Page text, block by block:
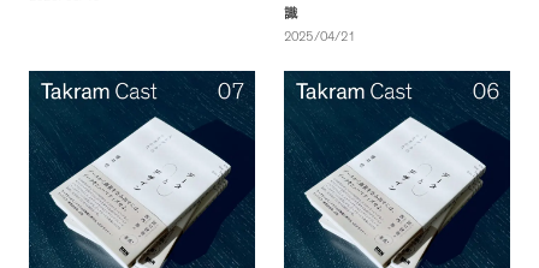
識
2025/04/21